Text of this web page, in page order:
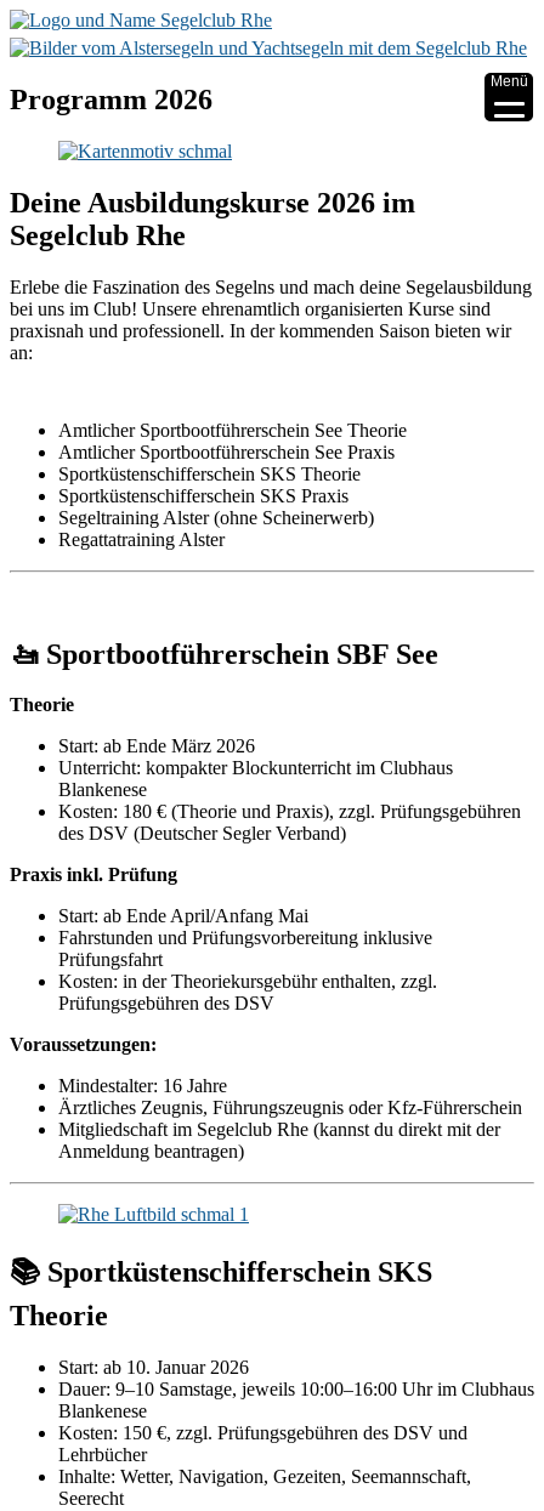
Programm 2026
Deine Ausbildungskurse 2026 im
Segelclub Rhe
Erlebe die Faszination des Segelns und mach deine Segelausbildung
bei uns im Club! Unsere ehrenamtlich organisierten Kurse sind
praxisnah und professionell. In der kommenden Saison bieten wir
an:
Amtlicher Sportbootführerschein See Theorie
Amtlicher Sportbootführerschein See Praxis
Sportküstenschifferschein SKS Theorie
Sportküstenschifferschein SKS Praxis
Segeltraining Alster (ohne Scheinerwerb)
Regattatraining Alster
🚤 Sportbootführerschein SBF See
Theorie
Start: ab Ende März 2026
Unterricht: kompakter Blockunterricht im Clubhaus
Blankenese
Kosten: 180 € (Theorie und Praxis), zzgl. Prüfungsgebühren
des DSV (Deutscher Segler Verband)
Praxis inkl. Prüfung
Start: ab Ende April/Anfang Mai
Fahrstunden und Prüfungsvorbereitung inklusive
Prüfungsfahrt
Kosten: in der Theoriekursgebühr enthalten, zzgl.
Prüfungsgebühren des DSV
Voraussetzungen:
Mindestalter: 16 Jahre
Ärztliches Zeugnis, Führungszeugnis oder Kfz-Führerschein
Mitgliedschaft im Segelclub Rhe (kannst du direkt mit der
Anmeldung beantragen)
📚 Sportküstenschifferschein SKS
Theorie
Start: ab 10. Januar 2026
Dauer: 9–10 Samstage, jeweils 10:00–16:00 Uhr im Clubhaus
Blankenese
Kosten: 150 €, zzgl. Prüfungsgebühren des DSV und
Lehrbücher
Inhalte: Wetter, Navigation, Gezeiten, Seemannschaft,
Seerecht
Menü
▼